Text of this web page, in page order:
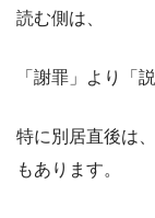
読む側は、
「謝罪」より「
特に別居直後は
もあります。